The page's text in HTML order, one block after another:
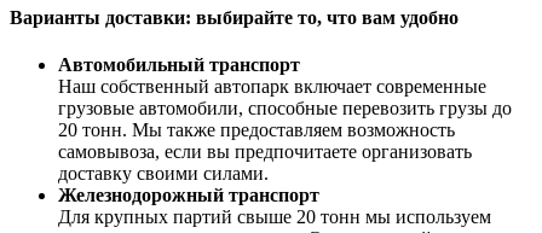
Варианты доставки: выбирайте то, что вам удобно
Автомобильный транспорт
Наш собственный автопарк включает современные
грузовые автомобили, способные перевозить грузы до
20 тонн. Мы также предоставляем возможность
самовывоза, если вы предпочитаете организовать
доставку своими силами.
Железнодорожный транспорт
Для крупных партий свыше 20 тонн мы используем